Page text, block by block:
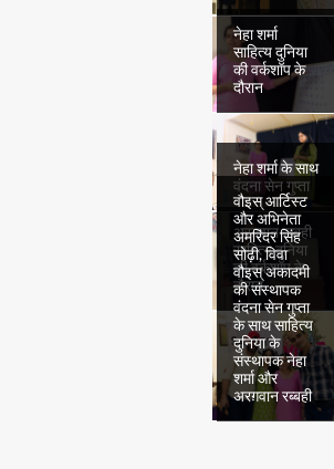
नेहा शर्मा
साहित्य दुनिया
की वर्कशॉप के
दौरान
नेहा शर्मा के साथ
वंदना सेन गुप्ता
अरग़वान रब्बही
साहित्य दुनिया
की वर्कशॉप के
दौरान
वौइस् आर्टिस्ट
और अभिनेता
अमरिंदर सिंह
सोढ़ी, विवा
वौइस् अकादमी
की संस्थापक
वंदना सेन गुप्ता
के साथ साहित्य
दुनिया के
संस्थापक नेहा
शर्मा और
अरग़वान रब्बही